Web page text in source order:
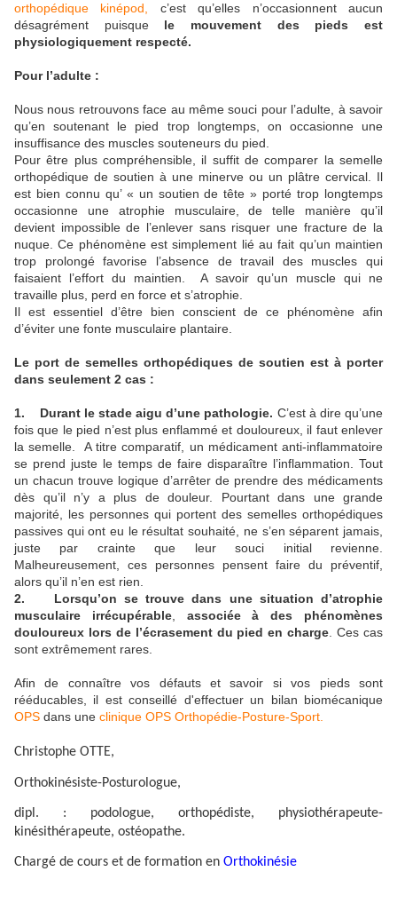
orthopédique kinépod,
c’est qu’elles n’occasionnent aucun
désagrément puisque le mouvement des pieds est
physiologiquement respecté.
Pour l’adulte :
Nous nous retrouvons face au même souci pour l’adulte, à savoir
qu’en soutenant le pied trop longtemps, on occasionne une
insuffisance des muscles souteneurs du pied.
Pour être plus compréhensible, il suffit de comparer la semelle
orthopédique de soutien à une minerve ou un plâtre cervical. Il
est bien connu qu’ « un soutien de tête » porté trop longtemps
occasionne une atrophie musculaire, de telle manière qu’il
devient impossible de l’enlever sans risquer une fracture de la
nuque. Ce phénomène est simplement lié au fait qu’un maintien
trop prolongé favorise l’absence de travail des muscles qui
faisaient l’effort du maintien. A savoir qu’un muscle qui ne
travaille plus, perd en force et s’atrophie.
Il est essentiel d’être bien conscient de ce phénomène afin
d’éviter une fonte musculaire plantaire.
Le port de semelles orthopédiques de soutien est à porter
dans seulement 2 cas :
1. Durant le stade aigu d’une pathologie. C’est à dire qu’une
fois que le pied n’est plus enflammé et douloureux, il faut enlever
la semelle. A titre comparatif, un médicament anti-inflammatoire
se prend juste le temps de faire disparaître l’inflammation. Tout
un chacun trouve logique d’arrêter de prendre des médicaments
dès qu’il n’y a plus de douleur. Pourtant dans une grande
majorité, les personnes qui portent des semelles orthopédiques
passives qui ont eu le résultat souhaité, ne s’en séparent jamais,
juste par crainte que leur souci initial revienne.
Malheureusement, ces personnes pensent faire du préventif,
alors qu’il n’en est rien.
2. Lorsqu’on se trouve dans une situation d’atrophie
musculaire irrécupérable, associée à des phénomènes
douloureux lors de l’écrasement du pied en charge . Ces cas
sont extrêmement rares.
Afin de connaître vos défauts et savoir si vos pieds sont
rééducables, il est conseillé d'effectuer un bilan biomécanique
OPS dans une clinique OPS Orthopédie-Posture-Sport.
Christophe OTTE,
Orthokinésiste-Posturologue,
dipl. : podologue, orthopédiste, physiothérapeute-
kinésithérapeute, ostéopathe.
Chargé de cours et de formation en Orthokinésie